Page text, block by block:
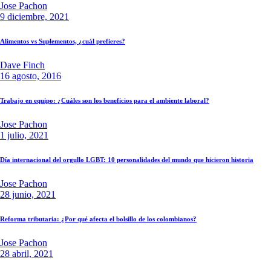
Jose Pachon
9 diciembre, 2021
Alimentos vs Suplementos, ¿cuál prefieres?
Dave Finch
16 agosto, 2016
Trabajo en equipo: ¿Cuáles son los beneficios para el ambiente laboral?
Jose Pachon
1 julio, 2021
Día internacional del orgullo LGBT: 10 personalidades del mundo que hicieron historia
Jose Pachon
28 junio, 2021
Reforma tributaria: ¿Por qué afecta el bolsillo de los colombianos?
Jose Pachon
28 abril, 2021